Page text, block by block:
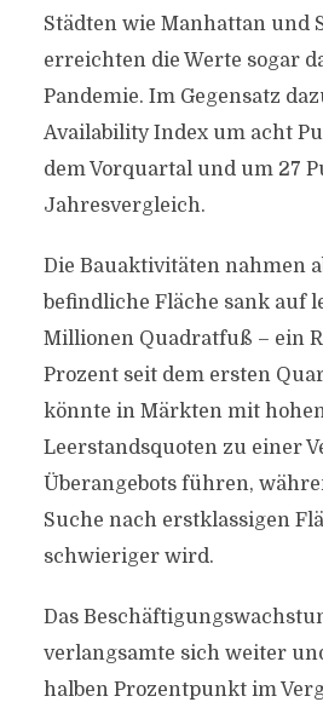
Städten wie Manhattan und
erreichten die Werte sogar
Pandemie. Im Gegensatz
Availability Index um acht
dem Vorquartal und um 27
Jahresvergleich.
Die Bauaktivitäten nahmen
befindliche Fläche sank auf
Millionen Quadratfuß – ein
Prozent seit dem ersten
könnte in Märkten mit
Leerstandsquoten zu einer
Überangebots führen,
Suche nach erstklassigen
schwieriger wird.
Das
verlangsamte sich weiter
halben Prozentpunkt im